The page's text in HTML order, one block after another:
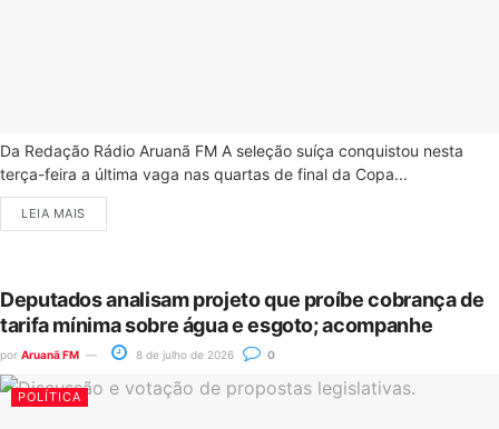
Da Redação Rádio Aruanã FM A seleção suíça conquistou nesta
terça-feira a última vaga nas quartas de final da Copa...
LEIA MAIS
Deputados analisam projeto que proíbe cobrança de
tarifa mínima sobre água e esgoto; acompanhe
por Aruanã FM 8 de julho de 2026 0
POLÍTICA